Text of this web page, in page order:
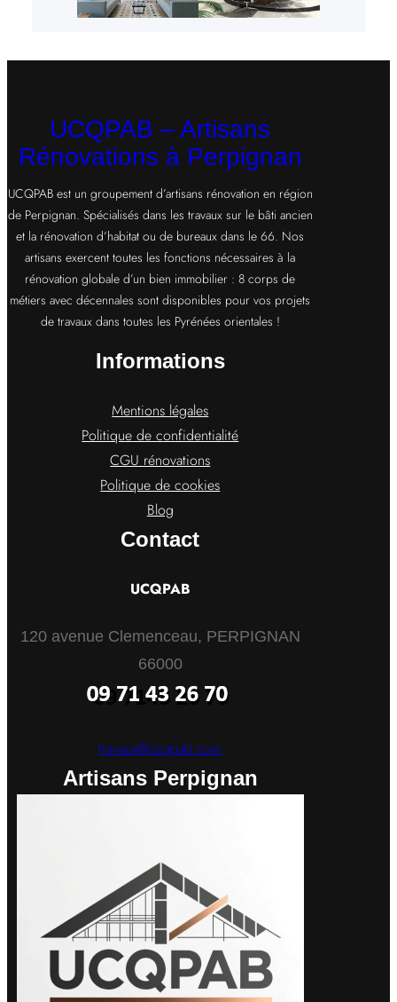
UCQPAB – Artisans
Rénovations à Perpignan
UCQPAB est un groupement d’artisans rénovation en région
de Perpignan. Spécialisés dans les travaux sur le bâti ancien
et la rénovation d’habitat ou de bureaux dans le 66. Nos
artisans exercent toutes les fonctions nécessaires à la
rénovation globale d’un bien immobilier : 8 corps de
métiers avec décennales sont disponibles pour vos projets
de travaux dans toutes les Pyrénées orientales !
Informations
Mentions légales
Politique de confidentialité
CGU rénovations
Politique de cookies
Blog
Contact
UCQPAB
120 avenue Clemenceau, PERPIGNAN
66000
travaux@ucqpab.com
Artisans Perpignan